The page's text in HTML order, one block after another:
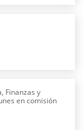
Finanzas y
en comisión